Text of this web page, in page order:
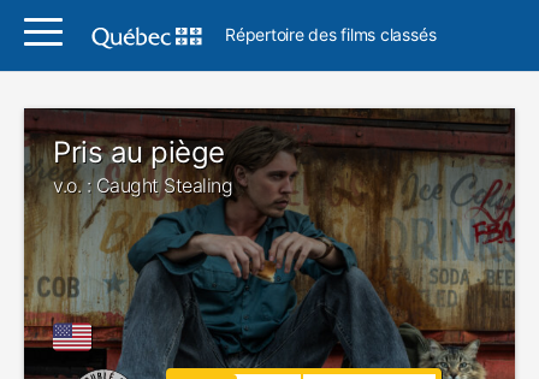
Répertoire des films classés
Pris au piège
v.o. : Caught Stealing